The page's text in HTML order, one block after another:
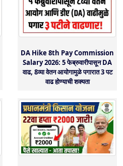
DA Hike 8th Pay Commission
Salary 2026: 5 फेब्रुवारीपासून DA
वाढ, 8व्या वेतन आयोगामुळे पगारात 3 पट
वाढ होण्याची शक्यता